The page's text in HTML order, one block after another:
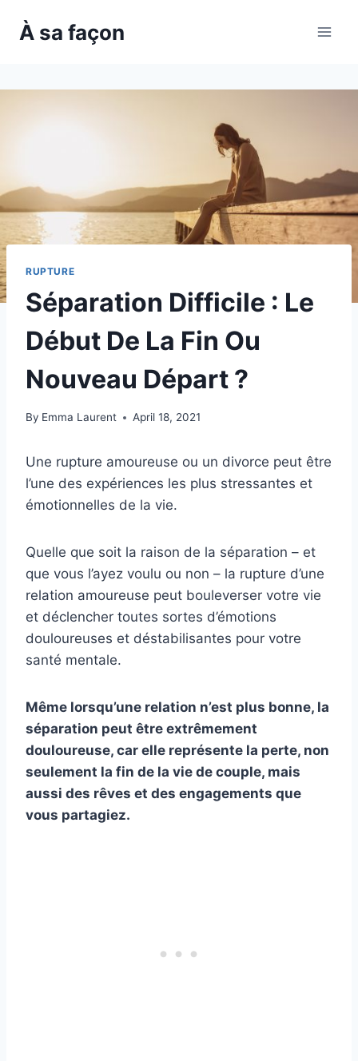
À sa façon
RUPTURE
Séparation Difficile : Le
Début De La Fin Ou
Nouveau Départ ?
By Emma Laurent April 18, 2021
Une rupture amoureuse ou un divorce peut être
l’une des expériences les plus stressantes et
émotionnelles de la vie.
Quelle que soit la raison de la séparation – et
que vous l’ayez voulu ou non – la rupture d’une
relation amoureuse peut bouleverser votre vie
et déclencher toutes sortes d’émotions
douloureuses et déstabilisantes pour votre
santé mentale.
Même lorsqu’une relation n’est plus bonne, la
séparation peut être extrêmement
douloureuse, car elle représente la perte, non
seulement la fin de la vie de couple, mais
aussi des rêves et des engagements que
vous partagiez.